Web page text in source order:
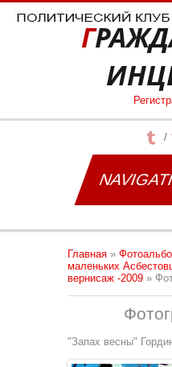
ГРАЖДАНСКИЙ
Главная »
маленьких
вернисаж -2009 »
"Запах весны"